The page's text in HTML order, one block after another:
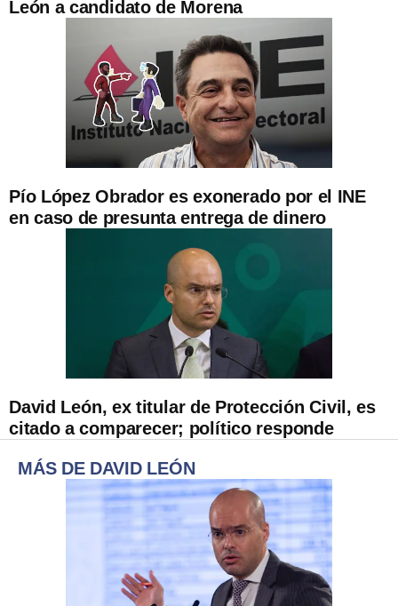
León a candidato de Morena
Pío López Obrador es exonerado por el INE
en caso de presunta entrega de dinero
David León, ex titular de Protección Civil, es
citado a comparecer; político responde
MÁS DE DAVID LEÓN